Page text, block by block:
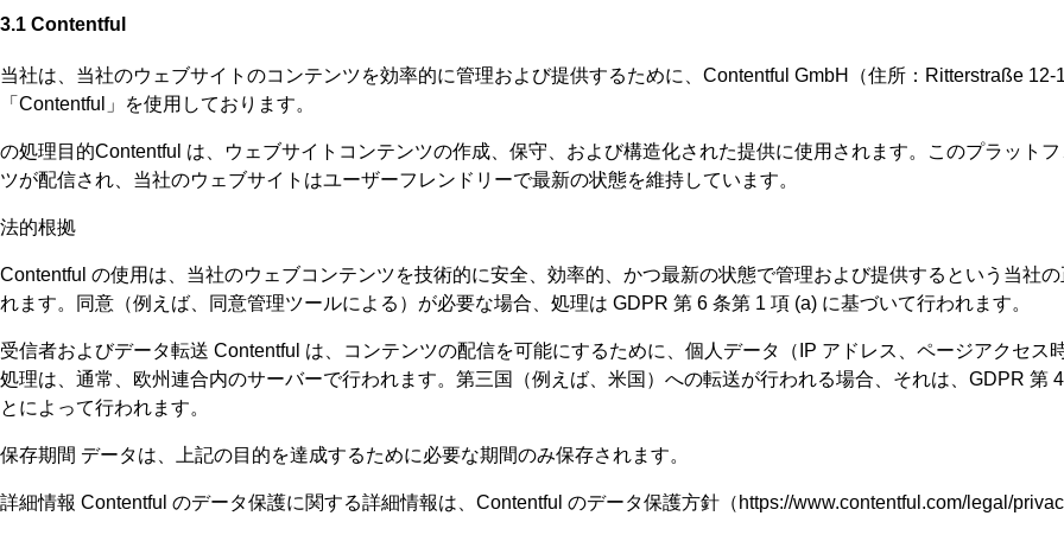
3.1 Contentful
当社は、当社のウェブサイトのコンテンツを効率的に管理および提供するために、Contentful GmbH（住所：Ritterstraße
「Contentful」を使用しております。
の処理目的Contentful は、ウェブサイトコンテンツの作成、保守、および構造化された提供に使用されます。このプラット
ツが配信され、当社のウェブサイトはユーザーフレンドリーで最新の状態を維持しています。
法的根拠
Contentful の使用は、当社のウェブコンテンツを技術的に安全、効率的、かつ最新の状態で管理および提供するという当社
れます。同意（例えば、同意管理ツールによる）が必要な場合、処理は GDPR 第 6 条第 1 項 (a) に基づいて行われます。
受信者およびデータ転送 Contentful は、コンテンツの配信を可能にするために、個人データ（IP アドレス、ページアクセ
処理は、通常、欧州連合内のサーバーで行われます。第三国（例えば、米国）への転送が行われる場合、それは、GDPR
とによって行われます。
保存期間 データは、上記の目的を達成するために必要な期間のみ保存されます。
詳細情報 Contentful のデータ保護に関する詳細情報は、Contentful のデータ保護方針（https://www.contentful.com/legal/